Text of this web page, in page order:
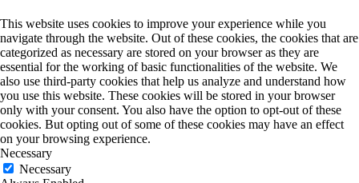
This website uses cookies to improve your experience while you
navigate through the website. Out of these cookies, the cookies that are
categorized as necessary are stored on your browser as they are
essential for the working of basic functionalities of the website. We
also use third-party cookies that help us analyze and understand how
you use this website. These cookies will be stored in your browser
only with your consent. You also have the option to opt-out of these
cookies. But opting out of some of these cookies may have an effect
on your browsing experience.
Necessary
Necessary